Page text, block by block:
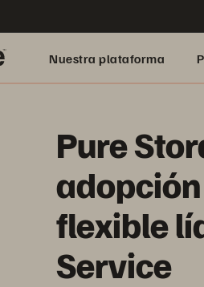
Nuestra plataforma
Pure
flexible
Service